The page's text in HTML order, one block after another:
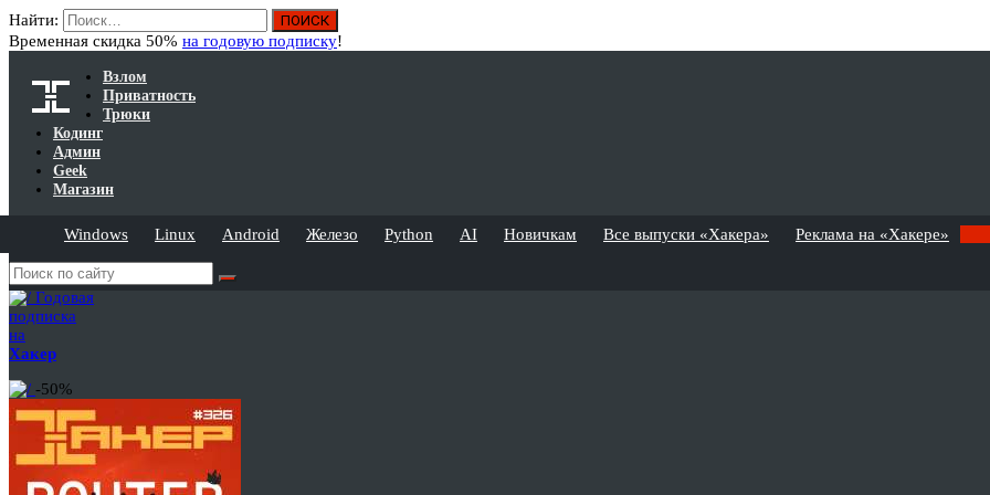
Найти:
Временная скидка 50% на годовую подписку!
Взлом
Приватность
Трюки
Кодинг
Админ
Geek
Магазин
Windows Linux Android Железо Python AI Новичкам Все выпуски «Хакера» Реклама на «Хакере»
Годовая
подписка
на
Хакер
-50%